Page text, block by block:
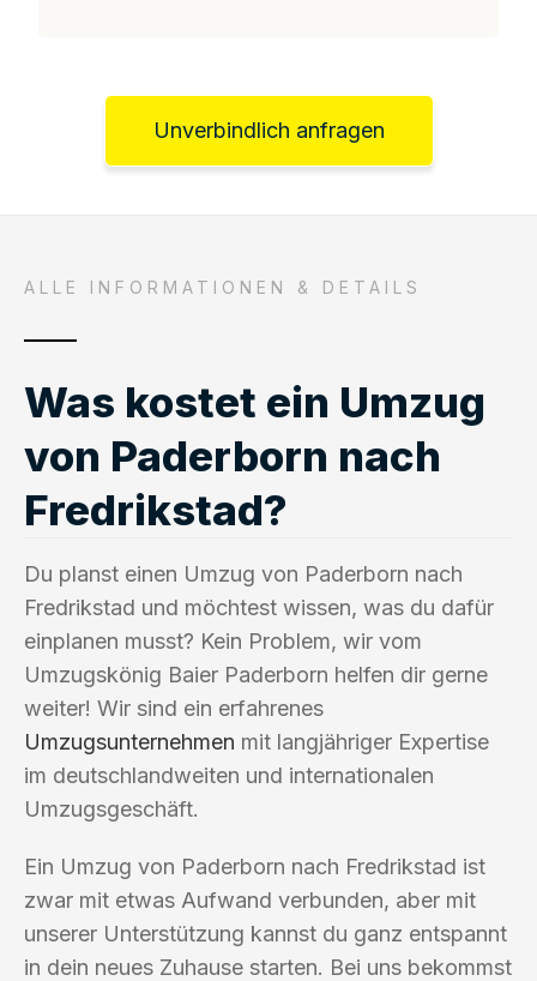
Unverbindlich anfragen
ALLE INFORMATIONEN & DETAILS
Was kostet ein Umzug
von Paderborn nach
Fredrikstad?
Du planst einen Umzug von Paderborn nach
Fredrikstad und möchtest wissen, was du dafür
einplanen musst? Kein Problem, wir vom
Umzugskönig Baier Paderborn helfen dir gerne
weiter! Wir sind ein erfahrenes
Umzugsunternehmen mit langjähriger Expertise
im deutschlandweiten und internationalen
Umzugsgeschäft.
Ein Umzug von Paderborn nach Fredrikstad ist
zwar mit etwas Aufwand verbunden, aber mit
unserer Unterstützung kannst du ganz entspannt
in dein neues Zuhause starten. Bei uns bekommst